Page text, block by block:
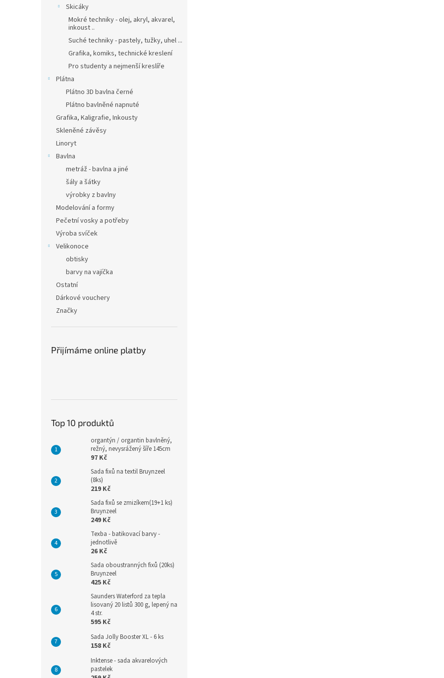
Skicáky
Mokré techniky - olej, akryl, akvarel,
inkoust ..
Suché techniky - pastely, tužky, uhel ...
Grafika, komiks, technické kreslení
Pro studenty a nejmenší kreslíře
Plátna
Plátno 3D bavlna černé
Plátno bavlněné napnuté
Grafika, Kaligrafie, Inkousty
Skleněné závěsy
Linoryt
Bavlna
metráž - bavlna a jiné
šály a šátky
výrobky z bavlny
Modelování a formy
Pečetní vosky a potřeby
Výroba svíček
Velikonoce
obtisky
barvy na vajíčka
Ostatní
Dárkové vouchery
Značky
Přijímáme online platby
Top 10 produktů
organtýn / organtin bavlněný,
režný, nevysrážený šíře 145cm
97 Kč
Sada fixů na textil Bruynzeel
(8ks)
219 Kč
Sada fixů se zmizíkem(19+1 ks)
Bruynzeel
249 Kč
Texba - batikovací barvy -
jednotlivě
26 Kč
Sada oboustranných fixů (20ks)
Bruynzeel
425 Kč
Saunders Waterford za tepla
lisovaný 20 listů 300 g, lepený na
4 str.
595 Kč
Sada Jolly Booster XL - 6 ks
158 Kč
Inktense - sada akvarelových
pastelek